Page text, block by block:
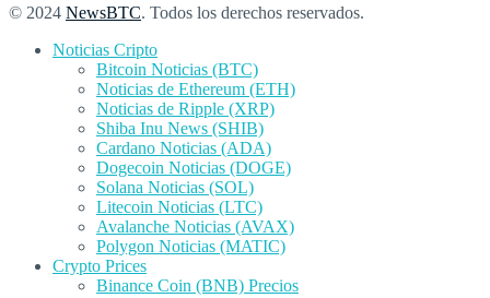
© 2024 NewsBTC. Todos los derechos reservados.
Noticias Cripto
Bitcoin Noticias (BTC)
Noticias de Ethereum (ETH)
Noticias de Ripple (XRP)
Shiba Inu News (SHIB)
Cardano Noticias (ADA)
Dogecoin Noticias (DOGE)
Solana Noticias (SOL)
Litecoin Noticias (LTC)
Avalanche Noticias (AVAX)
Polygon Noticias (MATIC)
Crypto Prices
Binance Coin (BNB) Precios